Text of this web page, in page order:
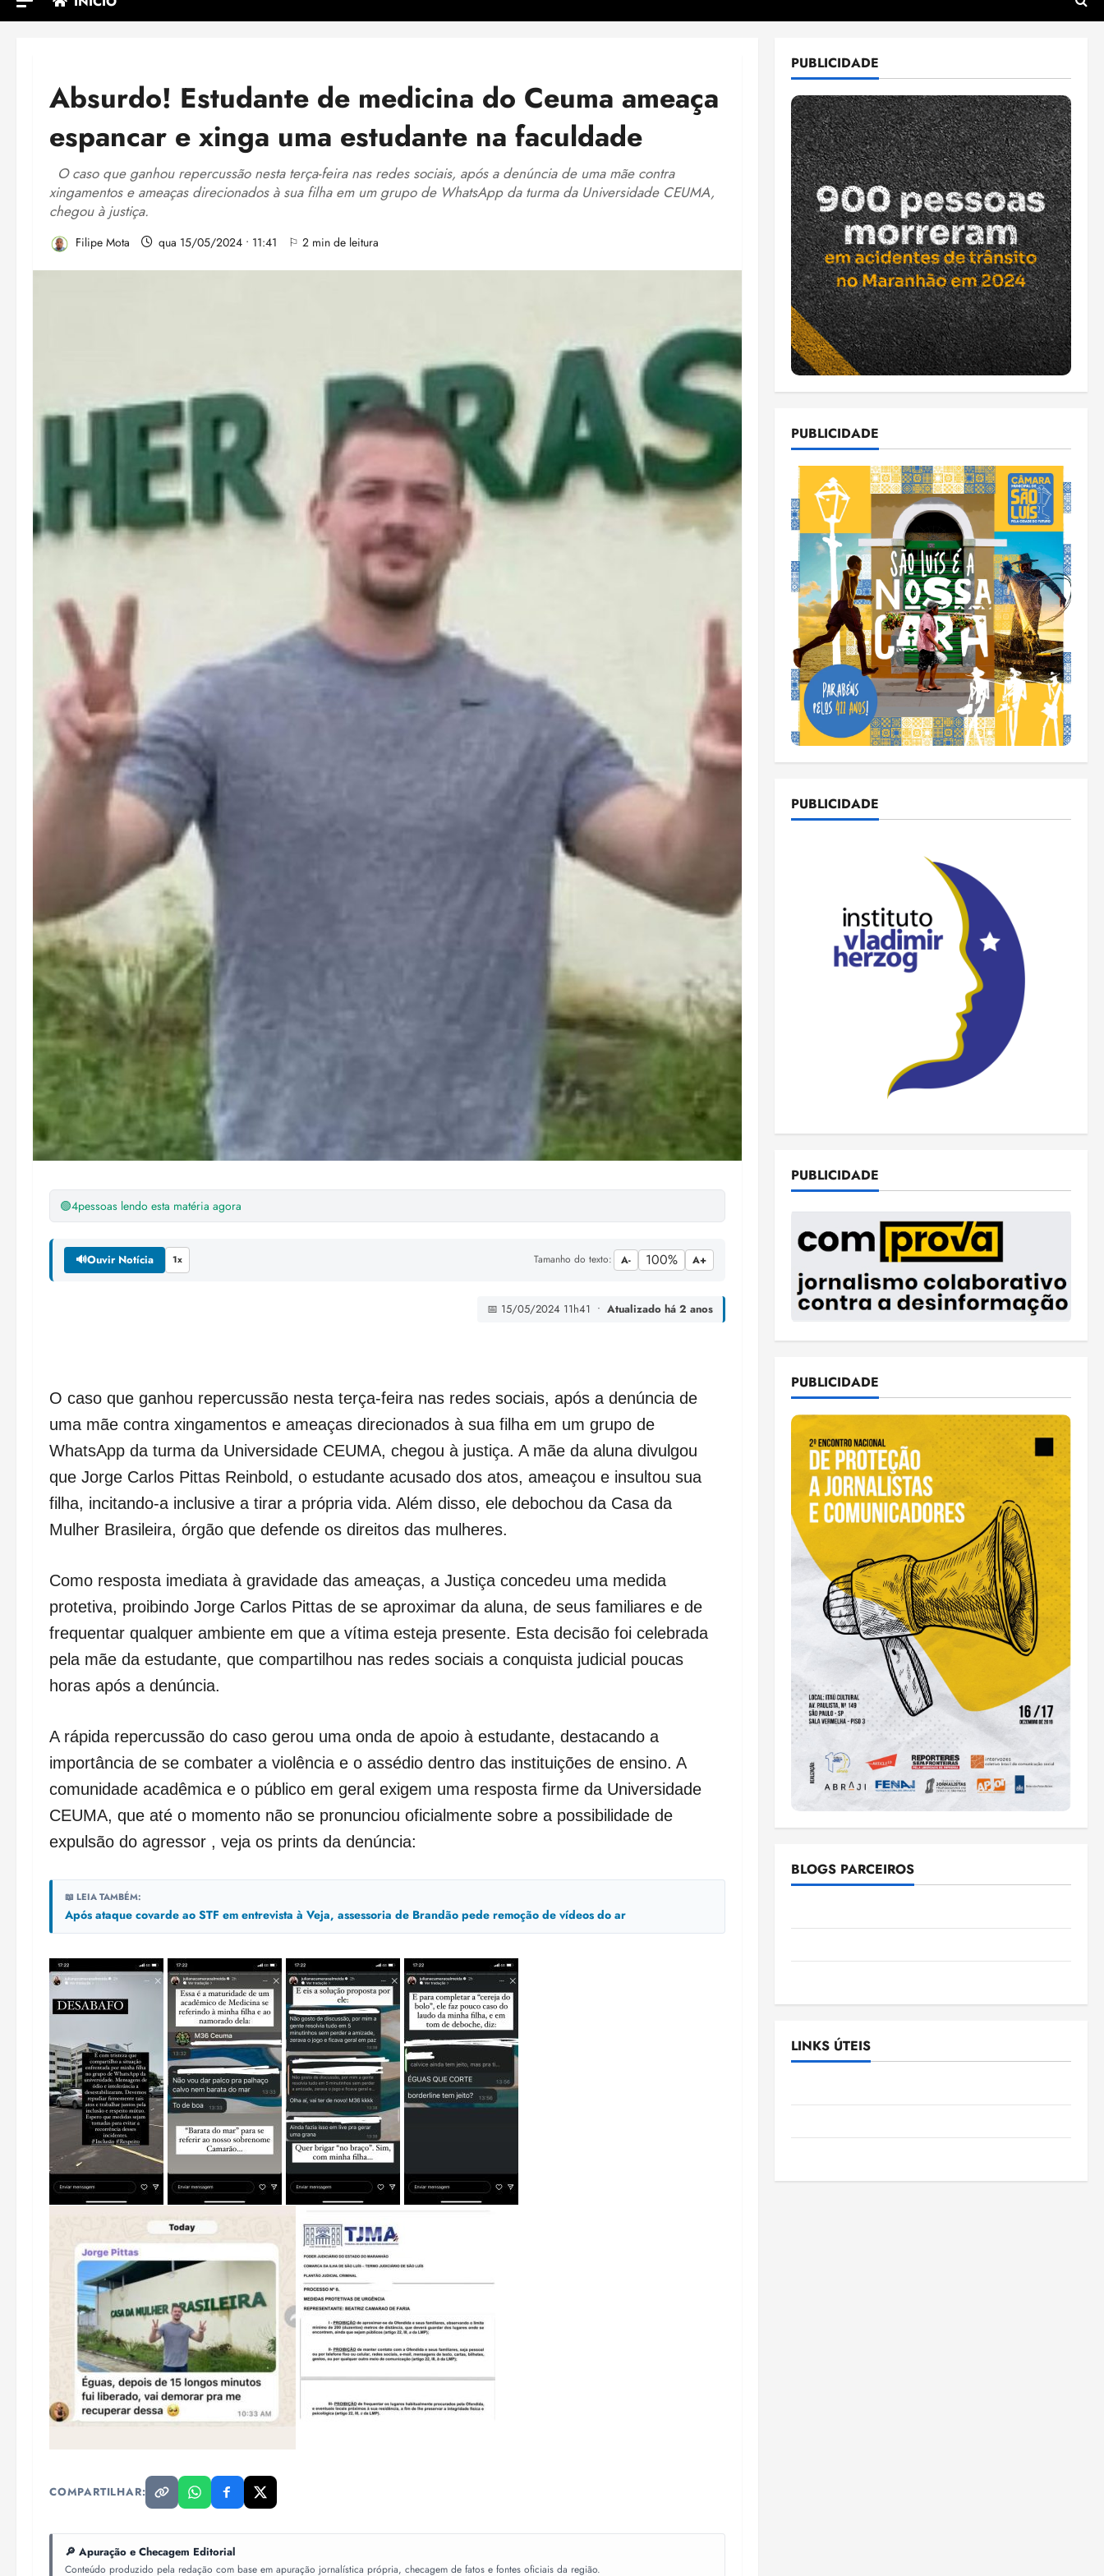
Absurdo! Estudante de medicina do Ceuma ameaça
espancar e xinga uma estudante na faculdade
O caso que ganhou repercussão nesta terça-feira nas redes sociais, após a denúncia de uma mãe contra
xingamentos e ameaças direcionados à sua filha em um grupo de WhatsApp da turma da Universidade CEUMA,
chegou à justiça.
Filipe Mota qua 15/05/2024 • 11:41 ⚐ 2 min de leitura
🟢4pessoas lendo esta matéria agora
🔊Ouvir Notícia 1x Tamanho do texto: A- 100% A+
📅 15/05/2024 11h41 • Atualizado há 2 anos
O caso que ganhou repercussão nesta terça-feira nas redes sociais, após a denúncia de
uma mãe contra xingamentos e ameaças direcionados à sua filha em um grupo de
WhatsApp da turma da Universidade CEUMA, chegou à justiça. A mãe da aluna divulgou
que Jorge Carlos Pittas Reinbold, o estudante acusado dos atos, ameaçou e insultou sua
filha, incitando-a inclusive a tirar a própria vida. Além disso, ele debochou da Casa da
Mulher Brasileira, órgão que defende os direitos das mulheres.
Como resposta imediata à gravidade das ameaças, a Justiça concedeu uma medida
protetiva, proibindo Jorge Carlos Pittas de se aproximar da aluna, de seus familiares e de
frequentar qualquer ambiente em que a vítima esteja presente. Esta decisão foi celebrada
pela mãe da estudante, que compartilhou nas redes sociais a conquista judicial poucas
horas após a denúncia.
A rápida repercussão do caso gerou uma onda de apoio à estudante, destacando a
importância de se combater a violência e o assédio dentro das instituições de ensino. A
comunidade acadêmica e o público em geral exigem uma resposta firme da Universidade
CEUMA, que até o momento não se pronunciou oficialmente sobre a possibilidade de
expulsão do agressor , veja os prints da denúncia:
📖 LEIA TAMBÉM:
Após ataque covarde ao STF em entrevista à Veja, assessoria de Brandão pede remoção de vídeos do ar
COMPARTILHAR:
🔎 Apuração e Checagem Editorial
Conteúdo produzido pela redação com base em apuração jornalística própria, checagem de fatos e fontes oficiais da região.
PUBLICIDADE
PUBLICIDADE
PUBLICIDADE
PUBLICIDADE
PUBLICIDADE
BLOGS PARCEIROS
LINKS ÚTEIS